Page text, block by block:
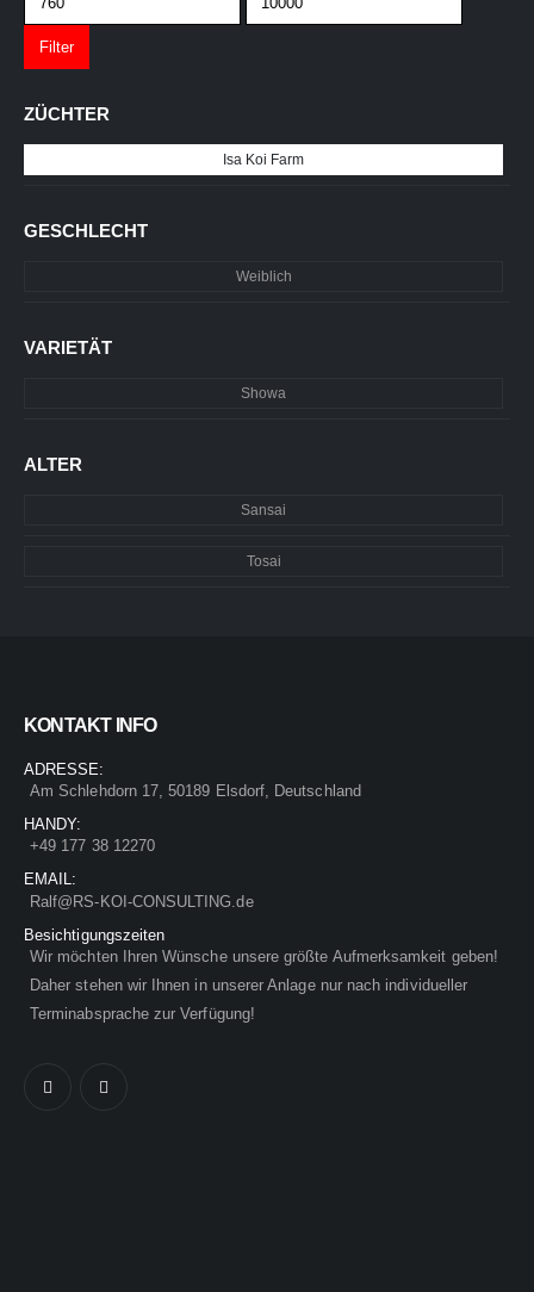
Preis
Preis
Filter
ZÜCHTER
Isa Koi Farm
GESCHLECHT
Weiblich
VARIETÄT
Showa
ALTER
Sansai
Tosai
KONTAKT INFO
ADRESSE:
Am Schlehdorn 17, 50189 Elsdorf, Deutschland
HANDY:
+49 177 38 12270
EMAIL:
Ralf@RS-KOI-CONSULTING.de
Besichtigungszeiten
Wir möchten Ihren Wünsche unsere größte Aufmerksamkeit geben!
Daher stehen wir Ihnen in unserer Anlage nur nach individueller
Terminabsprache zur Verfügung!